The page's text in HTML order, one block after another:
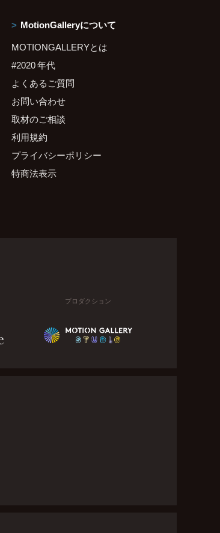
MotionGalleryについて
MOTIONGALLERYとは
#2020 年代
よくあるご質問
お問い合わせ
取材のご相談
利用規約
プライバシーポリシー
特商法表示
プロダクション